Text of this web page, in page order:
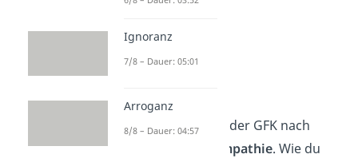
Ein zentraler Aspekt der GFK nach
Rosenberg ist die
Empathie. Wie du
Ignoranz
7/8 – Dauer: 05:01
Arroganz
8/8 – Dauer: 04:57